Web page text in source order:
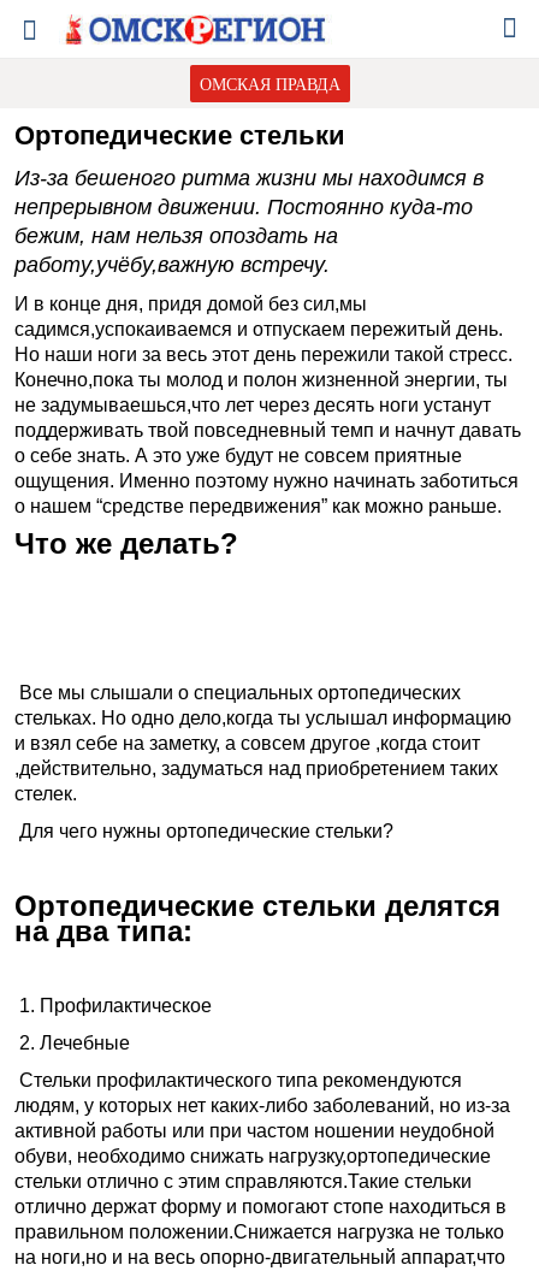
ОМСКАЯ ПРАВДА
Ортопедические стельки
Из-за бешеного ритма жизни мы находимся в
непрерывном движении. Постоянно куда-то
бежим, нам нельзя опоздать на
работу,учёбу,важную встречу.
И в конце дня, придя домой без сил,мы
садимся,успокаиваемся и отпускаем пережитый день.
Но наши ноги за весь этот день пережили такой стресс.
Конечно,пока ты молод и полон жизненной энергии, ты
не задумываешься,что лет через десять ноги устанут
поддерживать твой повседневный темп и начнут давать
о себе знать. А это уже будут не совсем приятные
ощущения. Именно поэтому нужно начинать заботиться
о нашем “средстве передвижения” как можно раньше.
Что же делать?
Все мы слышали о специальных ортопедических
стельках. Но одно дело,когда ты услышал информацию
и взял себе на заметку, а совсем другое ,когда стоит
,действительно, задуматься над приобретением таких
стелек.
Для чего нужны ортопедические стельки?
Ортопедические стельки делятся
на два типа:
1. Профилактическое
2. Лечебные
Стельки профилактического типа рекомендуются
людям, у которых нет каких-либо заболеваний, но из-за
активной работы или при частом ношении неудобной
обуви, необходимо снижать нагрузку,ортопедические
стельки отлично с этим справляются.Такие стельки
отлично держат форму и помогают стопе находиться в
правильном положении.Снижается нагрузка не только
на ноги,но и на весь опорно-двигательный аппарат,что